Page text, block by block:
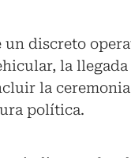
un discreto
la llegada
la
política.